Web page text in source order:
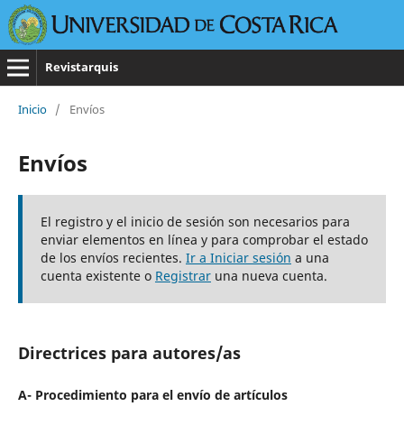
Revistarquis
Inicio / Envíos
Envíos
El registro y el inicio de sesión son necesarios para
enviar elementos en línea y para comprobar el estado
de los envíos recientes. Ir a Iniciar sesión a una
cuenta existente o Registraruna nueva cuenta.
Directrices para autores/as
A- Procedimiento para el envío de artículos